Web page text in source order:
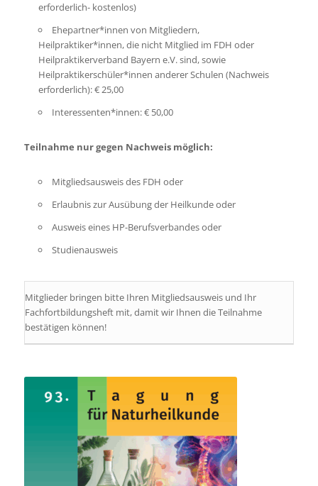
erforderlich- kostenlos)
Ehepartner*innen von Mitgliedern,
Heilpraktiker*innen, die nicht Mitglied im FDH oder
Heilpraktikerverband Bayern e.V. sind, sowie
Heilpraktikerschüler*innen anderer Schulen (Nachweis
erforderlich): € 25,00
Interessenten*innen: € 50,00
Teilnahme nur gegen Nachweis möglich:
Mitgliedsausweis des FDH oder
Erlaubnis zur Ausübung der Heilkunde oder
Ausweis eines HP-Berufsverbandes oder
Studienausweis
Mitglieder bringen bitte Ihren Mitgliedsausweis und Ihr
Fachfortbildungsheft mit, damit wir Ihnen die Teilnahme
bestätigen können!